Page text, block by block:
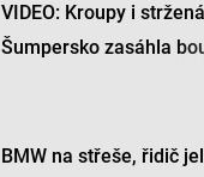
VIDEO: Kroupy i
Šumpersko zasáhla
BMW na střeše, řidič